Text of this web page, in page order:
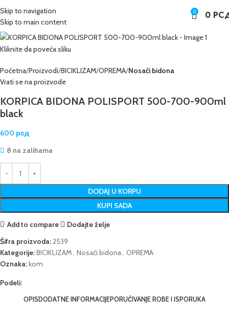
Skip to navigation
Skip to main content
0 0
Kliknite da poveća sliku
Početna Proizvodi BICIKLIZAM OPREMA Nosači bidona
Vrati se na proizvode
KORPICA BIDONA POLISPORT 500-700-900ml
black
600 рсд
8 na zalihama
DODAJ U KORPU
KUPI SADA
Add to compare
Dodajte želje
Šifra proizvoda:2539
Kategorije:BICIKLIZAM, Nosači bidona, OPREMA
Oznaka:kom
Podeli:
OPISDODATNE INFORMACIJEPORUČIVANJE ROBE I ISPORUKA